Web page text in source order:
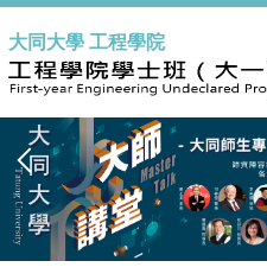
到
主
要
內
區
大同大學 工程學院